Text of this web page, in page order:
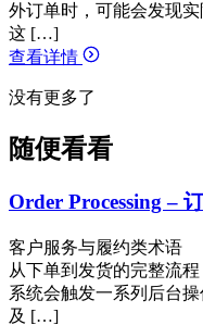
外订单时，可能会发现
这 […]
查看详情
没有更多了
随便看看
Order Processing –
客户服务与履约类术语
从下单到发货的完整流
系统会触发一系列后台
及 […]